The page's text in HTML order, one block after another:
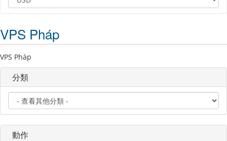
VPS Pháp
VPS Pháp
分類
動作